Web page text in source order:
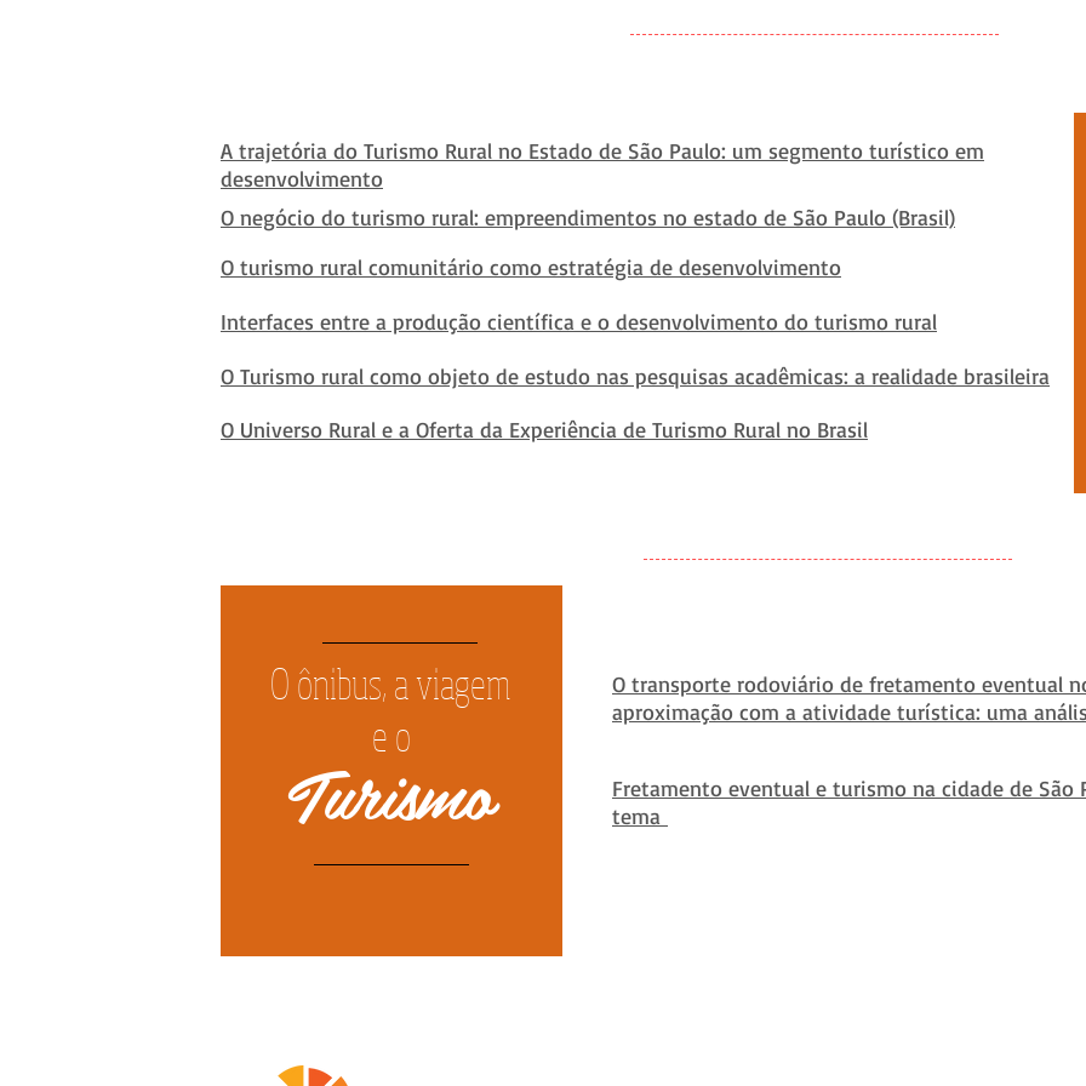
A trajetória do Turismo Rural no Estado de São Paulo: um segmento turístico em
desenvolvimento
O negócio do turismo rural: empreendimentos no estado de São Paulo (Brasil)
O turismo rural comunitário como estratégia de desenvolvimento
Interfaces entre a produção científica e o desenvolvimento do turismo rural
O Turismo rural como objeto de estudo nas pesquisas acadêmicas: a realidade brasileira
O Universo Rural e a Oferta da Experiência de Turismo Rural no Brasil
O ônibus, a viagem
e o
Turismo
O transporte rodoviário de fretamento eventual
aproximação com a atividade turística: uma
Fretamento eventual e turismo na cidade de São
tema